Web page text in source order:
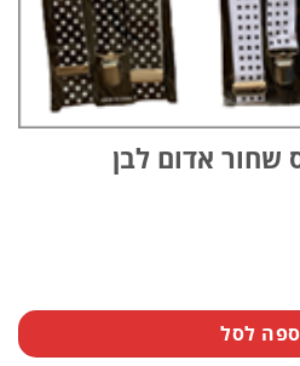
שחור אדום לבן
אדום לבן
לסל